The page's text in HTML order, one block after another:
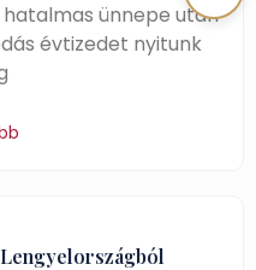
ünnepe után
évtizedet nyitunk